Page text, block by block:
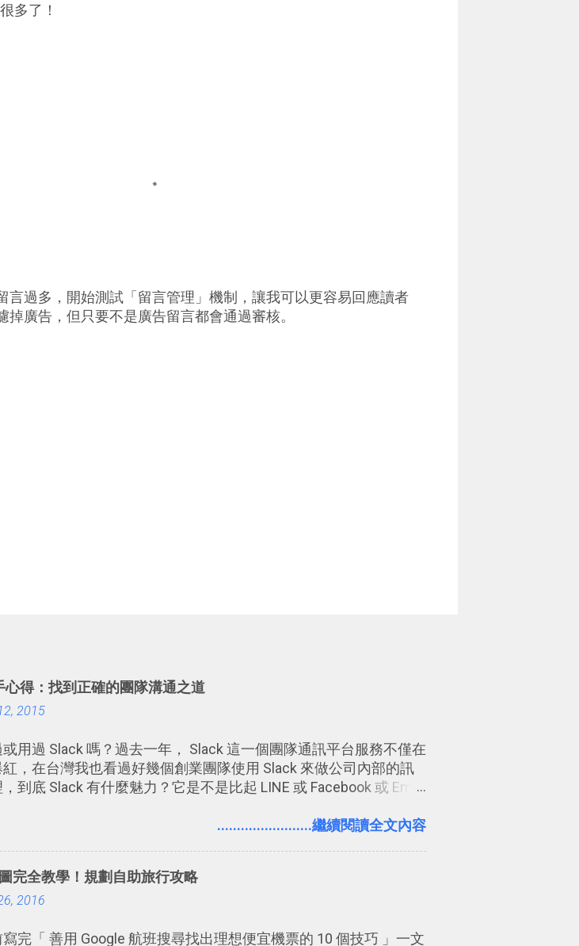
多了！
言過多，開始測試「留言管理」機制，讓我可以更容易回應讀者
掉廣告，但只要不是廣告留言都會通過審核。
得：找到正確的團隊溝通之道
2015
用過 Slack 嗎？過去一年， Slack 這一個團隊通訊平台服務不僅在
紅，在台灣我也看過好幾個創業團隊使用 Slack 來做公司內部的訊
到底 Slack 有什麼魅力？它是不是比起 LINE 或 Facebook 或 Email
一段時間，我覺得它吸引人之處有三點： 1. 「 很有趣 」：
，不會干擾工作的討論，並且星號與釘選功能讓每個同事可以從
錄重點。 3. 「 有彈性 」： Slack 的架構可以讓每一個團隊設計出
。 如果你需要中文版的同類平台，可以參考： JANDI 高效率團隊
........................繼續閱讀全文內容
完全教學！規劃自助旅行攻略
2016
完「 善用 Google 航班搜尋找出理想便宜機票的 10 個技巧 」一文